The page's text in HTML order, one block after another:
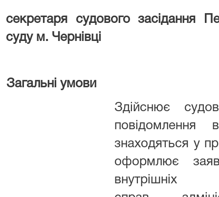
секретаря судового засідання
суду м. Чернівці
Загальні умови
Здійснює
повідомлення
знаходяться у
оформлює
внутрішніх